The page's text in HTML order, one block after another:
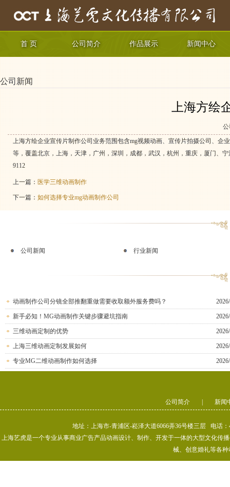
首 页 公司简介 作品展示 新闻中心
公司新闻
上海方绘
公
上海方绘企业宣传片制作公司业务范围包含mg视频动画、宣传片拍摄公司、企
等，覆盖北京，上海，天津，广州，深圳，成都，武汉，杭州，重庆，厦门、
9112
上一篇：医学三维动画制作
下一篇：如何选择专业mg动画制作公司
公司新闻 行业新闻
动画制作公司分镜全部推翻重做需要收取额外服务费吗？
新手必知！MG动画制作关键步骤避坑指南
三维动画定制的优势
上海三维动画定制发展如何
专业MG二维动画制作如何选择
公司简介 新闻
地址：上海市-青浦区-崧泽大道6066弄36号楼三层 电话
上海艺虎是一个专业从事商业广告产品动画设计、制作、开发于一体的大型文化传
械、创意婚礼等各